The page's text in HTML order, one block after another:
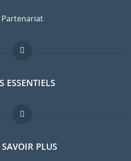
Partenariat
ESSENTIELS
expatriés
Guides paysPLUS